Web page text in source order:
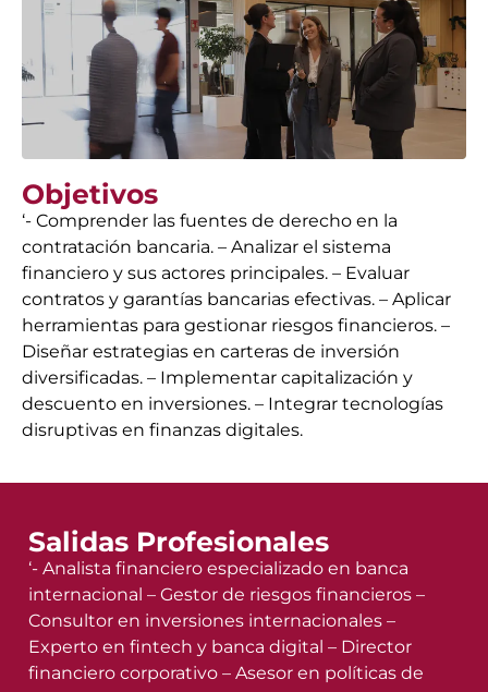
Objetivos
‘- Comprender las fuentes de derecho en la
contratación bancaria. – Analizar el sistema
financiero y sus actores principales. – Evaluar
contratos y garantías bancarias efectivas. – Aplicar
herramientas para gestionar riesgos financieros. –
Diseñar estrategias en carteras de inversión
diversificadas. – Implementar capitalización y
descuento en inversiones. – Integrar tecnologías
disruptivas en finanzas digitales.
Salidas Profesionales
‘- Analista financiero especializado en banca
internacional – Gestor de riesgos financieros –
Consultor en inversiones internacionales –
Experto en fintech y banca digital – Director
financiero corporativo – Asesor en políticas de